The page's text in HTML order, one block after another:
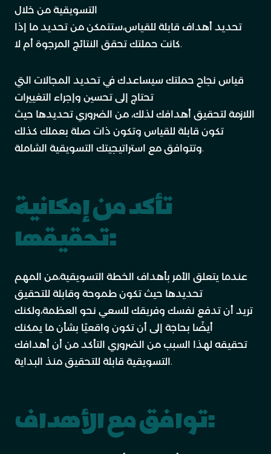
التسويقية من خلال
تحديد أهداف قابلة للقياس،ستتمكن من تحديد ما إذا
كانت حملتك تحقق النتائج المرجوة أم لا.
قياس نجاح حملتك سيساعدك في تحديد المجالات التي
تحتاج إلى تحسين وإجراء التغييرات
اللازمة لتحقيق أهدافك لذلك، من الضروري تحديدها حيث
تكون قابلة للقياس وتكون ذات صلة بعملك كذلك
وتتوافق مع استراتيجيتك التسويقية الشاملة.
تأكد من إمكانية
تحقيقها:
عندما يتعلق الأمر بأهداف الخطة التسويقية،من المهم
تحديدها حيث تكون طموحة وقابلة للتحقيق
تريد أن تدفع نفسك وفريقك للسعي نحو العظمة،ولكنك
أيضًا بحاجة إلى أن تكون واقعيًا بشأن ما يمكنك
تحقيقه لهذا السبب من الضروري التأكد من أن أهدافك
التسويقية قابلة للتحقيق منذ البداية.
توافق مع الأهداف: